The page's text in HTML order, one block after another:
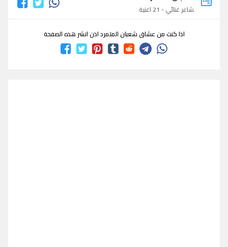
شاعر غنائي - 21 اغنية
اذا كنت من عشاق شعبان المتمرد اذن انشر هذه الصفحة